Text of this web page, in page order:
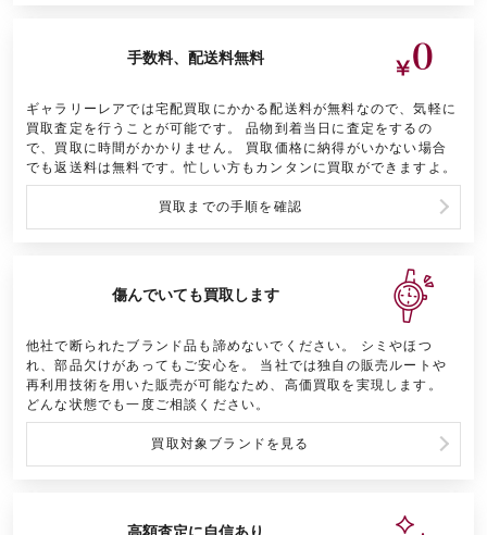
手数料、配送料無料
ギャラリーレアでは宅配買取にかかる配送料が無料なので、気軽に
買取査定を行うことが可能です。 品物到着当日に査定をするの
で、買取に時間がかかりません。 買取価格に納得がいかない場合
でも返送料は無料です。忙しい方もカンタンに買取ができますよ。
買取までの手順を確認
傷んでいても買取します
他社で断られたブランド品も諦めないでください。 シミやほつ
れ、部品欠けがあってもご安心を。 当社では独自の販売ルートや
再利用技術を用いた販売が可能なため、高価買取を実現します。
どんな状態でも一度ご相談ください。
買取対象ブランドを見る